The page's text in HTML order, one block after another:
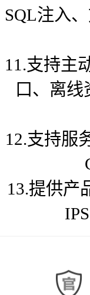
SQL注入
11.支持主
口、离
12.支持服
13.提供产